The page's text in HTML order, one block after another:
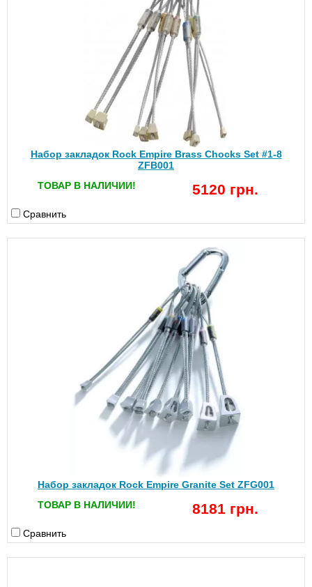
Набор закладок Rock Empire Brass Chocks Set #1-8
ZFB001
ТОВАР В НАЛИЧИИ!
5120 грн.
Сравнить
Набор закладок Rock Empire Granite Set ZFG001
ТОВАР В НАЛИЧИИ!
8181 грн.
Сравнить